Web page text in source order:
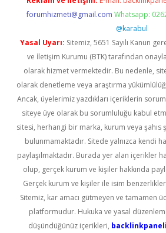
forumhizmeti@gmail.com Whatsapp:
@karabul
Yasal Uyarı: Sitemiz, 5651 Sayılı Kanun
ve İletişim Kurumu (BTK) tarafından
olarak hizmet vermektedir. Bu nedenle,
olarak denetleme veya araştırma
Ancak, üyelerimiz yazdıkları içeriklerin
siteye üye olarak bu sorumluluğu kabul
sitesi, herhangi bir marka, kurum veya şahıs
bulunmamaktadır. Sitede yalnızca kendi
paylaşılmaktadır. Burada yer alan içerikler
olup, gerçek kurum ve kişiler hakkında
Gerçek kurum ve kişiler ile isim
Sitemiz, kar amacı gütmeyen ve tamamen
platformudur. Hukuka ve yasal
düşündüğünüz içerikleri,